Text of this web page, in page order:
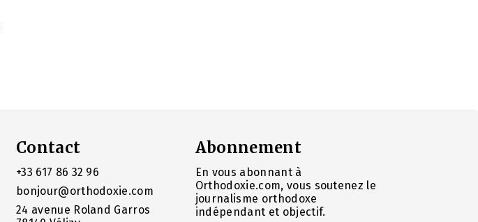
Contact
+33 617 86 32 96
bonjour@orthodoxie.com
24 avenue Roland Garros
Abonnement
En vous abonnant à
Orthodoxie.com, vous soutenez le
journalisme orthodoxe
indépendant et objectif.